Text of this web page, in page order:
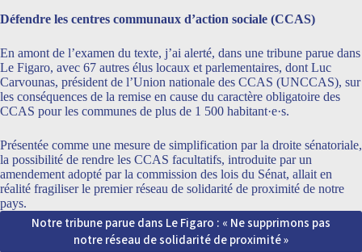
Défendre les centres communaux d’action sociale (CCAS)
En amont de l’examen du texte, j’ai alerté, dans une tribune parue dans
Le Figaro, avec 67 autres élus locaux et parlementaires, dont Luc
Carvounas, président de l’Union nationale des CCAS (UNCCAS), sur
les conséquences de la remise en cause du caractère obligatoire des
CCAS pour les communes de plus de 1 500 habitant·e·s.
Présentée comme une mesure de simplification par la droite sénatoriale,
la possibilité de rendre les CCAS facultatifs, introduite par un
amendement adopté par la commission des lois du Sénat, allait en
réalité fragiliser le premier réseau de solidarité de proximité de notre
pays.
Notre tribune parue dans Le Figaro : « Ne supprimons pas
notre réseau de solidarité de proximité »